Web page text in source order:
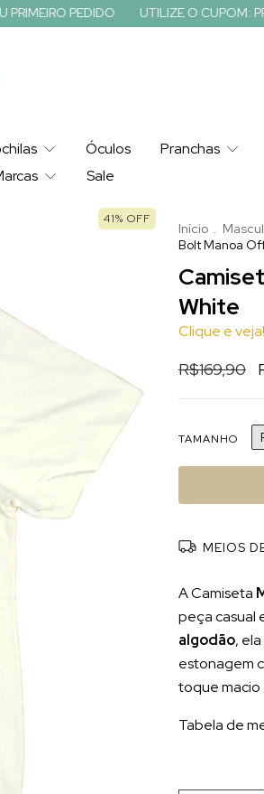
UTILIZE O CUPOM:
Óculos Pranchas
Sale
41% OFF
Início .
Bolt Manoa
White
Clique e veja!
R$169,90
TAMANHO
MEIOS
A Camiseta
peça casual
algodão,
estonagem
toque macio
Tabela de